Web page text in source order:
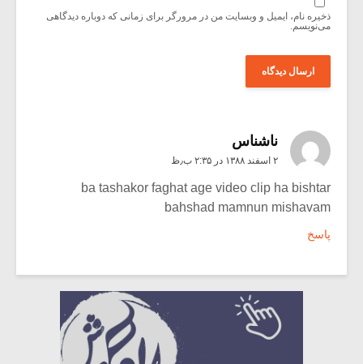
ذخیره نام، ایمیل و وبسایت من در مرورگر برای زمانی که دوباره دیدگاهی
می‌نویسم.
ناشناس
۲ اسفند ۱۳۸۸ در ۲:۳۵ ب٫ظ
ba tashakor faghat age video clip ha bishtar
bahshad mamnun mishavam
پاسخ